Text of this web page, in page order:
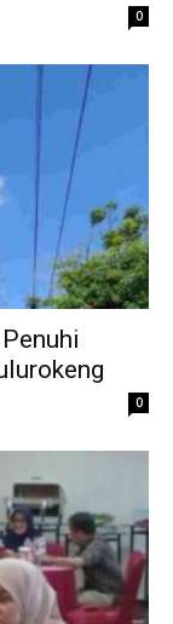
0
0